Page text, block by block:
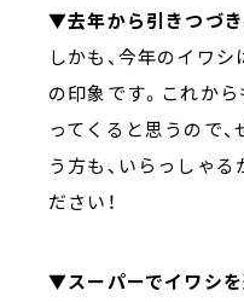
▼去年から引きつづき
しかも、今年のイワ
の印象です。これか
ってくると思うので
う方も、いらっしゃ
ださい！
▼スーパーでイワシを